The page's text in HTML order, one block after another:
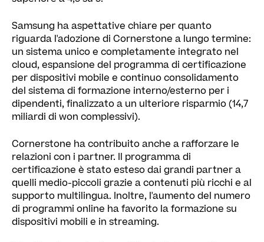
Samsung ha aspettative chiare per quanto
riguarda l'adozione di Cornerstone a lungo termine:
un sistema unico e completamente integrato nel
cloud, espansione del programma di certificazione
per dispositivi mobile e continuo consolidamento
del sistema di formazione interno/esterno per i
dipendenti, finalizzato a un ulteriore risparmio (14,7
miliardi di won complessivi).
Cornerstone ha contribuito anche a rafforzare le
relazioni con i partner. Il programma di
certificazione è stato esteso dai grandi partner a
quelli medio-piccoli grazie a contenuti più ricchi e al
supporto multilingua. Inoltre, l'aumento del numero
di programmi online ha favorito la formazione su
dispositivi mobili e in streaming.